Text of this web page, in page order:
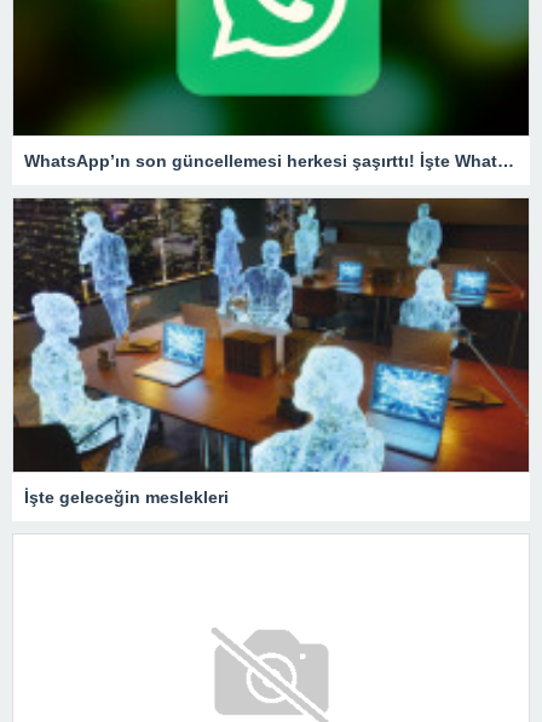
WhatsApp’ın son güncellemesi herkesi şaşırttı! İşte WhatsApp’tan şikayet etme özelliği
İşte geleceğin meslekleri